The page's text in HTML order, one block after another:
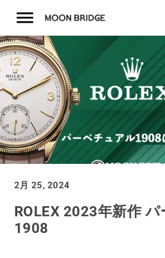
テ
ン
を
ス
キ
ッ
プ
ホーム
商品一覧
会社概要
店舗案内
2月 25, 2024
ROLEX 2023年新作
1908